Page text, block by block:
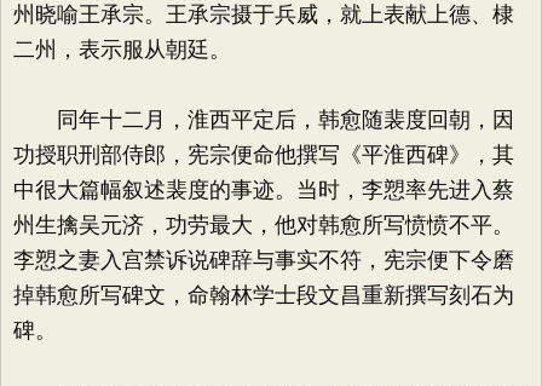
州晓喻王承宗。王承宗摄于兵威，就上表献上德、棣
二州，表示服从朝廷。
同年十二月，淮西平定后，韩愈随裴度回朝，因
功授职刑部侍郎，宪宗便命他撰写《平淮西碑》，其
中很大篇幅叙述裴度的事迹。当时，李愬率先进入蔡
州生擒吴元济，功劳最大，他对韩愈所写愤愤不平。
李愬之妻入宫禁诉说碑辞与事实不符，宪宗便下令磨
掉韩愈所写碑文，命翰林学士段文昌重新撰写刻石为
碑。